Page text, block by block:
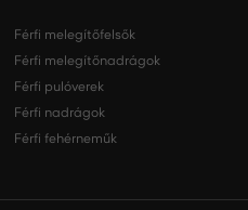
Férfi melegítőfelsők
Férfi melegítőnadrágok
Férfi pulóverek
Férfi nadrágok
Férfi fehérneműk